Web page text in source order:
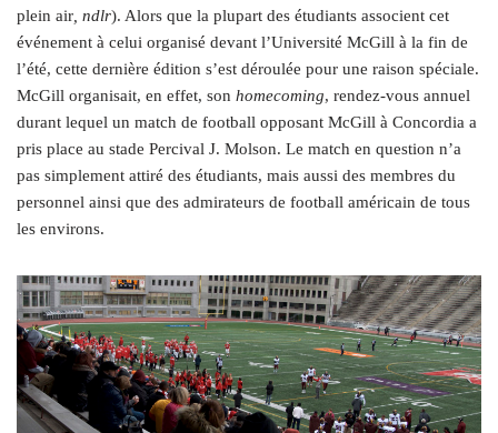
plein air, ndlr). Alors que la plupart des étudiants associent cet
événement à celui organisé devant l’Université McGill à la fin de
l’été, cette dernière édition s’est déroulée pour une raison spéciale.
McGill organisait, en effet, son homecoming, rendez-vous annuel
durant lequel un match de football opposant McGill à Concordia a
pris place au stade Percival J. Molson. Le match en question n’a
pas simplement attiré des étudiants, mais aussi des membres du
personnel ainsi que des admirateurs de football américain de tous
les environs.